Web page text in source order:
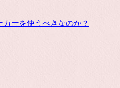
ーを使うべきなのか？